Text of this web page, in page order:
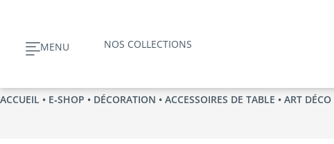
contenuMENU NOS COLLECTIONS
ACCUEIL • E‑SHOP • DÉCORATION • ACCESSOIRES DE TABLE • ART DÉCO